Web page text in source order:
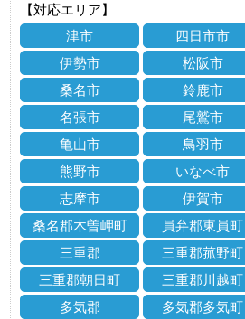
【対応エリア】
津市
四日市市
伊勢市
松阪市
桑名市
鈴鹿市
名張市
尾鷲市
亀山市
鳥羽市
熊野市
いなべ市
志摩市
伊賀市
桑名郡木曽岬町
員弁郡東員町
三重郡
三重郡菰野町
三重郡朝日町
三重郡川越町
多気郡
多気郡多気町